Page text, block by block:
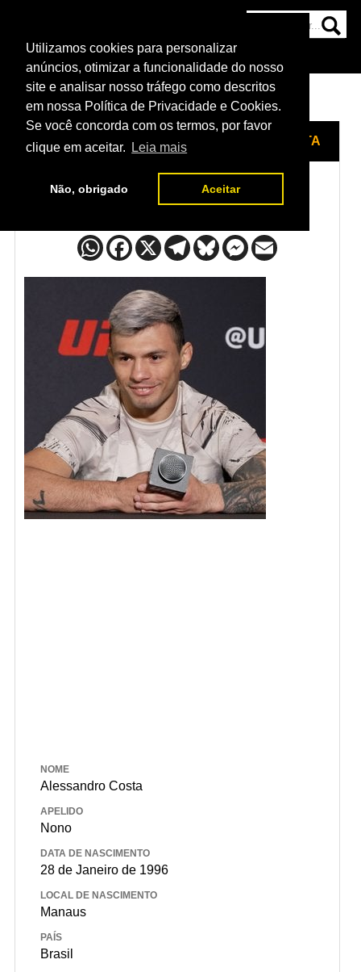
Utilizamos cookies para personalizar
anúncios, otimizar a funcionalidade do nosso
site e analisar nosso tráfego como descritos
em nossa Política de Privacidade e Cookies.
Se você concorda com os termos, por favor
clique em aceitar.
Leia mais
Não, obrigado Aceitar
NOTÍCIAS
HOME LUTADORES / ALESSANDRO COSTA
Alessandro Costa
NOME
Alessandro Costa
APELIDO
Nono
DATA DE NASCIMENTO
28 de Janeiro de 1996
LOCAL DE NASCIMENTO
Manaus
PAÍS
Brasil